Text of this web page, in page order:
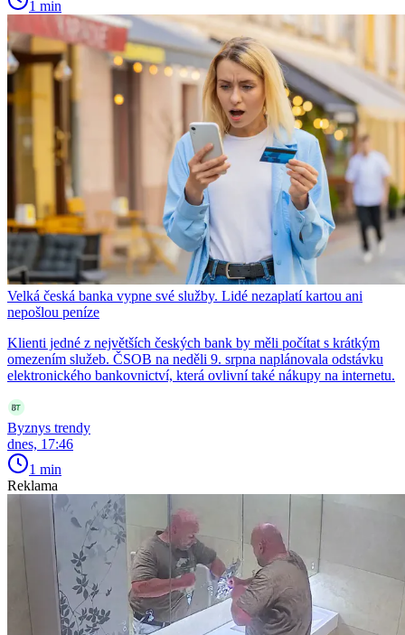
1 min
Velká česká banka vypne své služby. Lidé nezaplatí kartou ani
nepošlou peníze
Klienti jedné z největších českých bank by měli počítat s krátkým
omezením služeb. ČSOB na neděli 9. srpna naplánovala odstávku
elektronického bankovnictví, která ovlivní také nákupy na internetu.
Byznys trendy
dnes, 17:46
1 min
Reklama